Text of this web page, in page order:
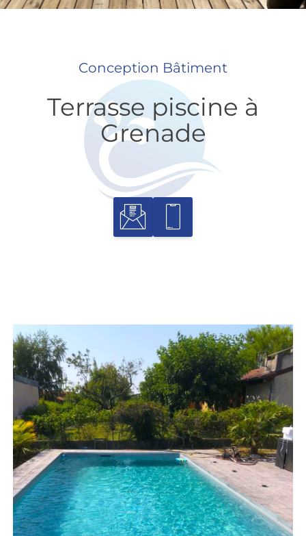
Conception Bâtiment
Terrasse piscine à
Grenade